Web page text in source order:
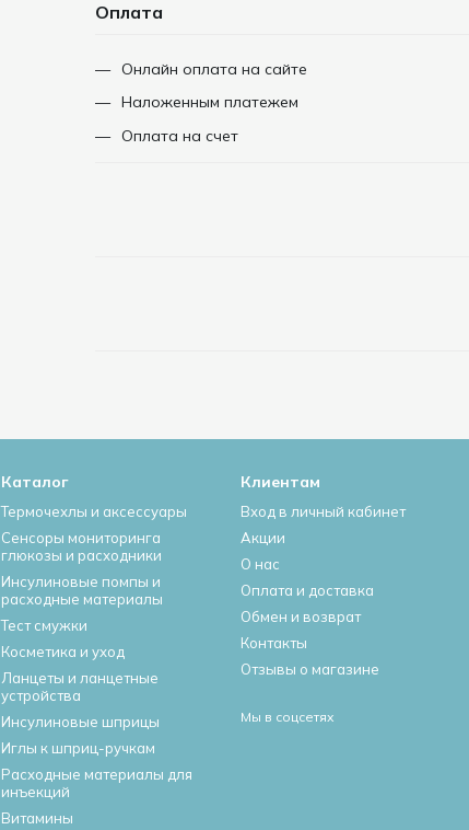
Оплата
Онлайн оплата на сайте
Наложенным платежем
Оплата на счет
Каталог
Термочехлы и аксессуары
Сенсоры мониторинга
глюкозы и расходники
Инсулиновые помпы и
расходные материалы
Тест смужки
Косметика и уход
Ланцеты и ланцетные
устройства
Инсулиновые шприцы
Иглы к шприц-ручкам
Расходные материалы для
инъекций
Витамины
Клиентам
Вход в личный кабинет
Акции
О нас
Оплата и доставка
Обмен и возврат
Контакты
Отзывы о магазине
Мы в соцсетях